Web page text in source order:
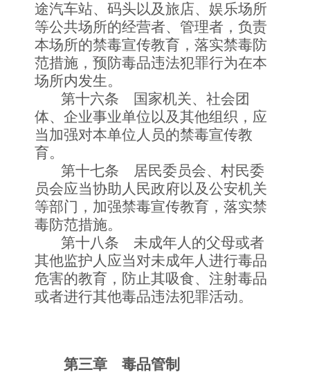
途汽车站、码头以及旅店、娱乐场所
等公共场所的经营者、管理者，负责
本场所的禁毒宣传教育，落实禁毒防
范措施，预防毒品违法犯罪行为在本
场所内发生。
第十六条 国家机关、社会团
体、企业事业单位以及其他组织，应
当加强对本单位人员的禁毒宣传教
育。
第十七条 居民委员会、村民委
员会应当协助人民政府以及公安机关
等部门，加强禁毒宣传教育，落实禁
毒防范措施。
第十八条 未成年人的父母或者
其他监护人应当对未成年人进行毒品
危害的教育，防止其吸食、注射毒品
或者进行其他毒品违法犯罪活动。
第三章 毒品管制